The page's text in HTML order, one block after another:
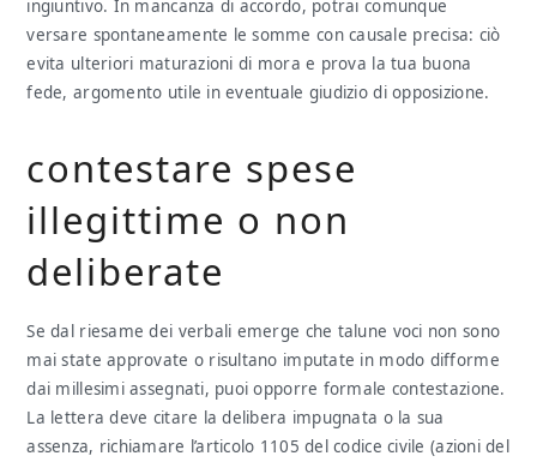
ingiuntivo. In mancanza di accordo, potrai comunque
versare spontaneamente le somme con causale precisa: ciò
evita ulteriori maturazioni di mora e prova la tua buona
fede, argomento utile in eventuale giudizio di opposizione.
contestare spese
illegittime o non
deliberate
Se dal riesame dei verbali emerge che talune voci non sono
mai state approvate o risultano imputate in modo difforme
dai millesimi assegnati, puoi opporre formale contestazione.
La lettera deve citare la delibera impugnata o la sua
assenza, richiamare l’articolo 1105 del codice civile (azioni del